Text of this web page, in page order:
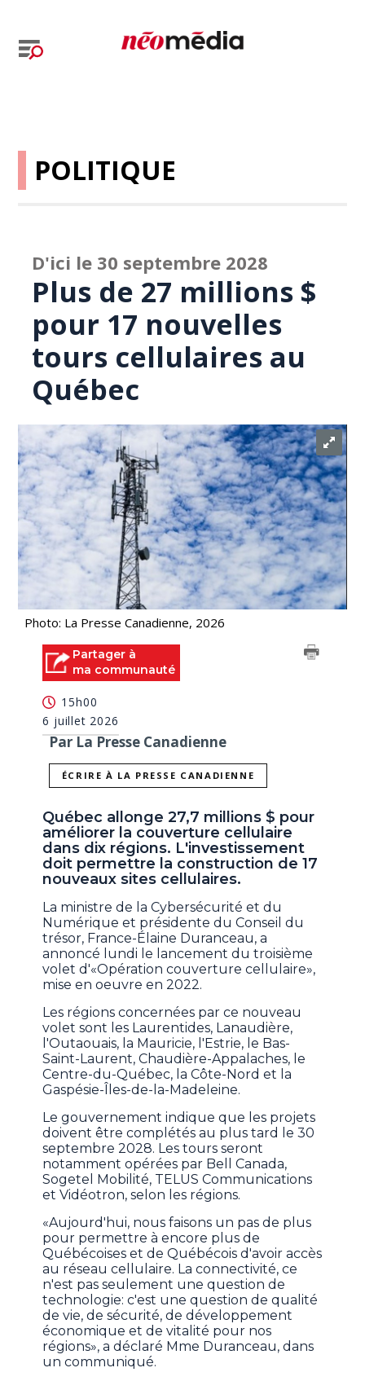
POLITIQUE
D'ici le 30 septembre 2028
Plus de 27 millions $
pour 17 nouvelles
tours cellulaires au
Québec
Photo: La Presse Canadienne, 2026
Partager à
ma communauté
15h00
6 juillet 2026
Par La Presse Canadienne
ÉCRIRE À LA PRESSE CANADIENNE
Québec allonge 27,7 millions $ pour
améliorer la couverture cellulaire
dans dix régions. L'investissement
doit permettre la construction de 17
nouveaux sites cellulaires.
La ministre de la Cybersécurité et du
Numérique et présidente du Conseil du
trésor, France-Élaine Duranceau, a
annoncé lundi le lancement du troisième
volet d'«Opération couverture cellulaire»,
mise en oeuvre en 2022.
Les régions concernées par ce nouveau
volet sont les Laurentides, Lanaudière,
l'Outaouais, la Mauricie, l'Estrie, le Bas-
Saint-Laurent, Chaudière-Appalaches, le
Centre-du-Québec, la Côte-Nord et la
Gaspésie-Îles-de-la-Madeleine.
Le gouvernement indique que les projets
doivent être complétés au plus tard le 30
septembre 2028. Les tours seront
notamment opérées par Bell Canada,
Sogetel Mobilité, TELUS Communications
et Vidéotron, selon les régions.
«Aujourd'hui, nous faisons un pas de plus
pour permettre à encore plus de
Québécoises et de Québécois d'avoir accès
au réseau cellulaire. La connectivité, ce
n'est pas seulement une question de
technologie: c'est une question de qualité
de vie, de sécurité, de développement
économique et de vitalité pour nos
régions», a déclaré Mme Duranceau, dans
un communiqué.